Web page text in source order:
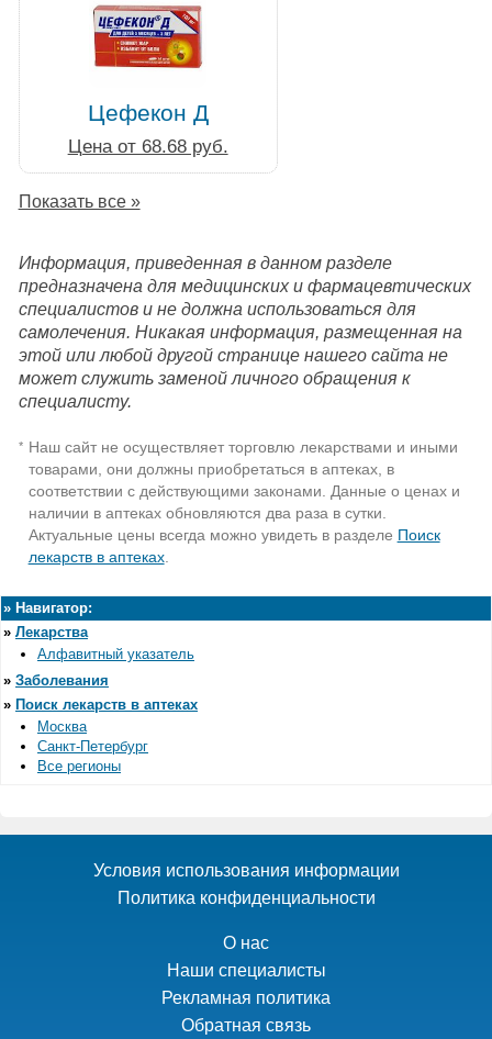
Цефекон Д
Цена от 68.68 руб.
Показать все »
Информация, приведенная в данном разделе
предназначена для медицинских и фармацевтических
специалистов и не должна использоваться для
самолечения. Никакая информация, размещенная на
этой или любой другой странице нашего сайта не
может служить заменой личного обращения к
специалисту.
* Наш сайт не осуществляет торговлю лекарствами и иными
товарами, они должны приобретаться в аптеках, в
соответствии с действующими законами. Данные о ценах и
наличии в аптеках обновляются два раза в сутки.
Актуальные цены всегда можно увидеть в разделе Поиск
лекарств в аптеках.
» Навигатор:
» Лекарства
Алфавитный указатель
» Заболевания
» Поиск лекарств в аптеках
Москва
Санкт-Петербург
Все регионы
Условия использования информации
Политика конфиденциальности
О нас
Наши специалисты
Рекламная политика
Обратная связь